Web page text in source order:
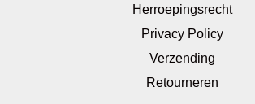
Herroepingsrecht
Privacy Policy
Verzending
Retourneren